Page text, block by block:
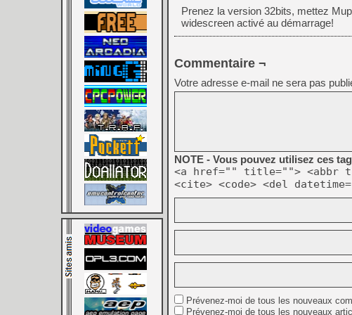
Prenez la version 32bits, mettez
widescreen activé au démarrage!
Commentaire ¬
Votre adresse e-mail ne sera pas
NOTE - Vous pouvez utilisez ces
<a href="" title=""> <abbr
<cite> <code> <del
Prévenez-moi de tous les nouveaux
Prévenez-moi de tous les nouveaux